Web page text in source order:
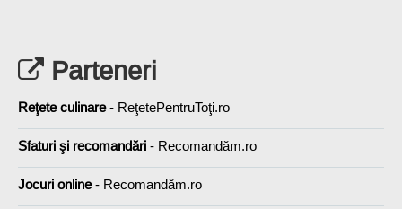
Parteneri
Reţete culinare- ReţetePentruToţi.ro
Sfaturi şi recomandări - Recomandăm.ro
Jocuri online- Recomandăm.ro